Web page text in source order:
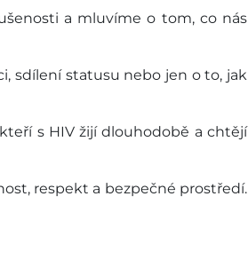
a mluvíme o tom, co nás
sdílení statusu nebo jen o to, jak
s HIV žijí dlouhodobě a chtějí
respekt a bezpečné prostředí.